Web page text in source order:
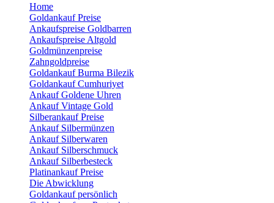
Home
Goldankauf Preise
Ankaufspreise Goldbarren
Ankaufspreise Altgold
Goldmünzenpreise
Zahngoldpreise
Goldankauf Burma Bilezik
Goldankauf Cumhuriyet
Ankauf Goldene Uhren
Ankauf Vintage Gold
Silberankauf Preise
Ankauf Silbermünzen
Ankauf Silberwaren
Ankauf Silberschmuck
Ankauf Silberbesteck
Platinankauf Preise
Die Abwicklung
Goldankauf persönlich